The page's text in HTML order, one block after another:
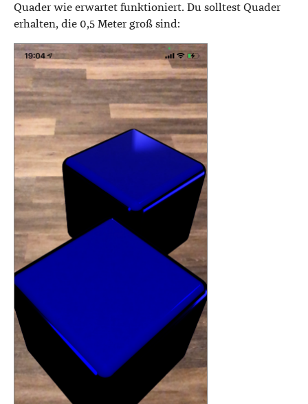
Quader wie erwartet funktioniert. Du solltest Quader
erhalten, die 0,5 Meter groß sind: